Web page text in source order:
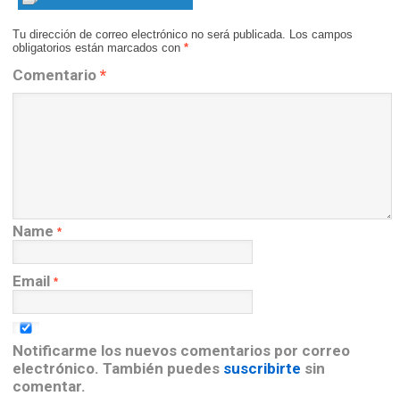
Tu dirección de correo electrónico no será publicada.
Los campos
obligatorios están marcados con *
Comentario *
Name *
Email *
Notificarme los nuevos comentarios por correo
electrónico. También puedes suscribirte sin
comentar.